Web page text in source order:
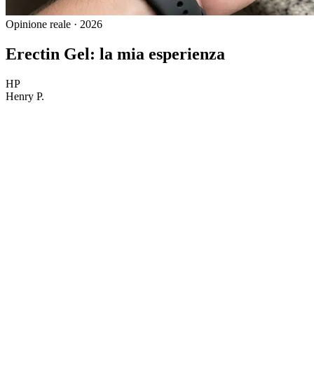
Opinione reale · 2026
Erectin Gel: la mia esperienza
HP
Henry P.